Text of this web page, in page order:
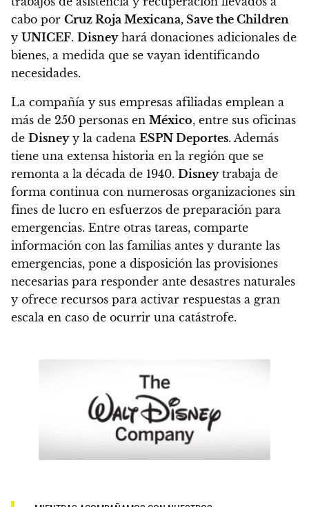
cabo por Cruz Roja Mexicana, Save the Children
y UNICEF. Disneyhará donaciones adicionales de
bienes, a medida que se vayan identificando
necesidades.
La compañía y sus empresas afiliadas emplean a
más de 250 personas en México, entre sus oficinas
de Disneyy la cadena ESPN Deportes. Además
tiene una extensa historia en la región que se
remonta a la década de 1940. Disneytrabaja de
forma continua con numerosas organizaciones sin
fines de lucro en esfuerzos de preparación para
emergencias. Entre otras tareas, comparte
información con las familias antes y durante las
emergencias, pone a disposición las provisiones
necesarias para responder ante desastres naturales
y ofrece recursos para activar respuestas a gran
escala en caso de ocurrir una catástrofe.